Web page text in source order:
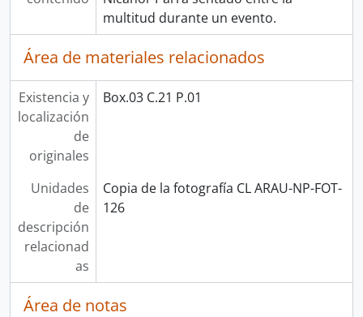
multitud durante un evento.
Área de materiales relacionados
Existencia y
localización
de
originales
Box.03 C.21 P.01
Unidades
de
descripción
relacionad
as
Copia de la fotografía CL ARAU-NP-FOT-
126
Área de notas